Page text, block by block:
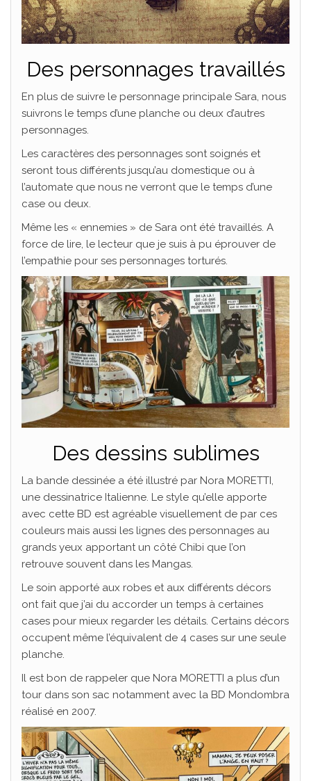
Des personnages travaillés
En plus de suivre le personnage principale Sara, nous
suivrons le temps d’une planche ou deux d’autres
personnages.
Les caractères des personnages sont soignés et
seront tous différents jusqu’au domestique ou à
l’automate que nous ne verront que le temps d’une
case ou deux.
Même les « ennemies » de Sara ont été travaillés. A
force de lire, le lecteur que je suis à pu éprouver de
l’empathie pour ses personnages torturés.
Des dessins sublimes
La bande dessinée a été illustré par Nora MORETTI,
une dessinatrice Italienne. Le style qu’elle apporte
avec cette BD est agréable visuellement de par ces
couleurs mais aussi les lignes des personnages au
grands yeux apportant un côté Chibi que l’on
retrouve souvent dans les Mangas.
Le soin apporté aux robes et aux différents décors
ont fait que j’ai du accorder un temps à certaines
cases pour mieux regarder les détails. Certains décors
occupent même l’équivalent de 4 cases sur une seule
planche.
Il est bon de rappeler que Nora MORETTI a plus d’un
tour dans son sac notamment avec la BD Mondombra
réalisé en 2007.